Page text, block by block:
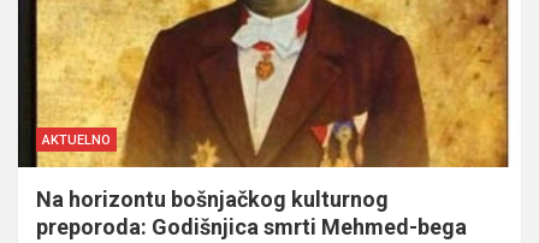
AKTUELNO
Na horizontu bošnjačkog kulturnog
preporoda: Godišnjica smrti Mehmed-bega